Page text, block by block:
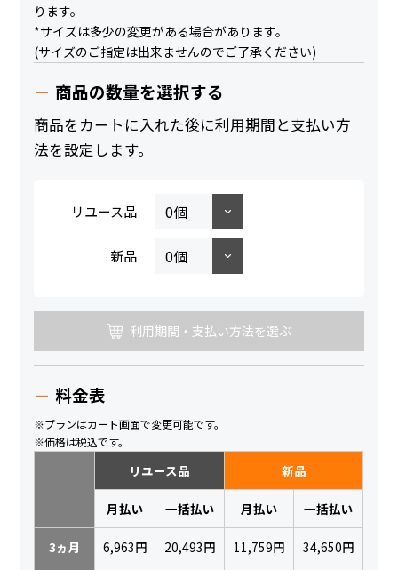
ります。
*サイズは多少の変更がある場合があります。
(サイズのご指定は出来ませんのでご了承ください)
商品の数量を選択する
商品をカートに入れた後に利用期間と支払い方
法を設定します。
リユース品
新品
利用期間・支払い方法を選ぶ
料金表
※プランはカート画面で変更可能です。
※価格は税込です。
リユース品 新品
月払い 一括払い 月払い 一括払い
3ヵ月 6,963円 20,493円 11,759円 34,650円